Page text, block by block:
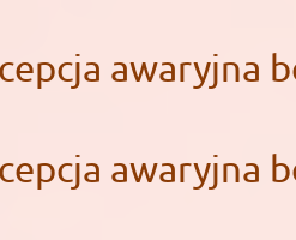
awaryjna
awaryjna